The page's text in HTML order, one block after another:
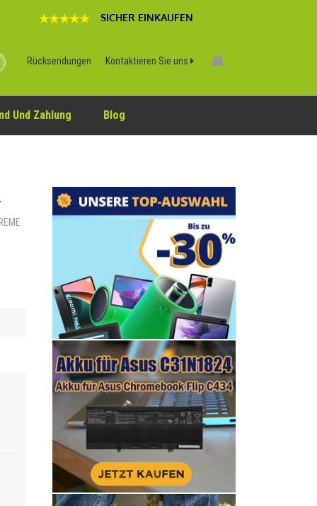
SICHER EINKAUFEN
Rücksendungen Kontaktieren Sie uns
Und Zahlung Blog